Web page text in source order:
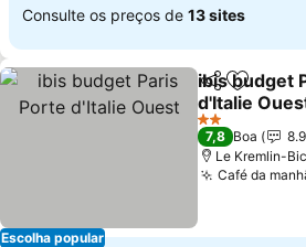
Consulte os preços de 13 sites
Escolha popular
Partilhar
ibis budget
d'Italie
2 Estrelas
7,8 Boa
Le Kremlin-
Café da